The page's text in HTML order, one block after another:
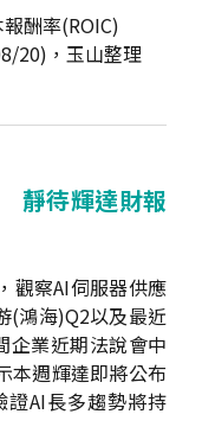
酬率(ROIC)
20)，玉山整理
靜待輝達財報
觀察AI伺服器供應
(鴻海)Q2以及最近
企業近期法說會中
本週輝達即將公布
AI長多趨勢將持